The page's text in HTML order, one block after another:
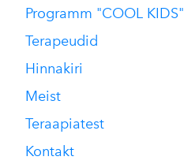
Programm "COOL KIDS"
Terapeudid
Hinnakiri
Meist
Teraapiatest
Kontakt